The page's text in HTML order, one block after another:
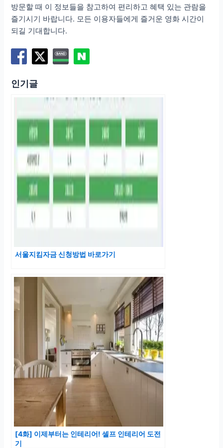
방문할 때 이 정보들을 참고하여 편리하고 혜택 있는 관람을
즐기시기 바랍니다. 모든 이용자들에게 즐거운 영화 시간이
되길 기대합니다.
인기글
서울지킴자금 신청방법 바로가기
[4화] 이제부터는 인테리어! 셀프 인테리어 도전
기